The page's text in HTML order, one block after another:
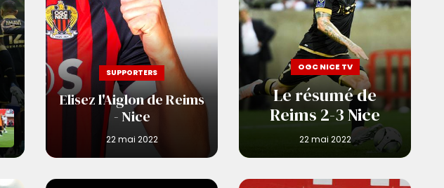
SUPPORTERS
Elisez l'Aiglon de Reims
- Nice
OGC NICE TV
Le résumé de
Reims 2-3 Nice